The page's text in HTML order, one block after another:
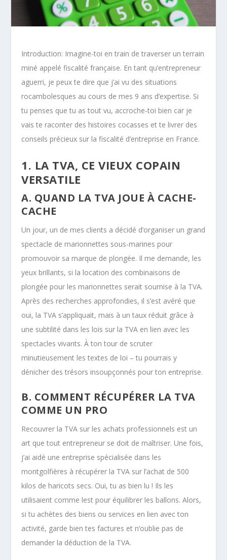
Introduction: Imagine-toi en train de traverser un terrain
miné appelé fiscalité française. En tant qu’entrepreneur
aguerri, je peux te dire que j’ai vu des situations
rocambolesques au cours de mes 9 ans d’expertise. Si
tu penses que tu as tout vu, accroche-toi bien car je
vais te raconter des histoires cocasses et te livrer des
conseils précieux sur la fiscalité d’entreprise en France.
1. LA TVA, CE VIEUX COPAIN
VERSATILE
A. QUAND LA TVA JOUE À CACHE-
CACHE
Un jour, un de mes clients a décidé d’organiser un grand
spectacle de marionnettes sous-marines pour
promouvoir sa marque de plongée. Il me demande, les
yeux brillants, si la location des combinaisons de
plongée pour les marionnettes serait soumise à la TVA.
Après des recherches approfondies, il s’est avéré que
oui, la TVA s’appliquait, mais à un taux réduit grâce à
une subtilité dans les lois sur la TVA en lien avec les
spectacles vivants. À ton tour de scruter
minutieusement les textes de loi – tu pourrais y
dénicher des trésors insoupçonnés pour ton entreprise.
B. COMMENT RÉCUPÉRER LA TVA
COMME UN PRO
Recouvrer la TVA sur les achats professionnels est un
art que tout entrepreneur se doit de maîtriser. Une fois,
j’ai aidé une entreprise spécialisée dans les
montgolfières à récupérer la TVA sur l’achat de 500
kilos de haricots secs. Oui, tu as bien lu ! Ils les
utilisaient comme lest pour équilibrer les ballons. Alors,
si tu achètes des biens ou services en lien avec ton
activité, garde bien tes factures et n’oublie pas de
demander la déduction de la TVA.